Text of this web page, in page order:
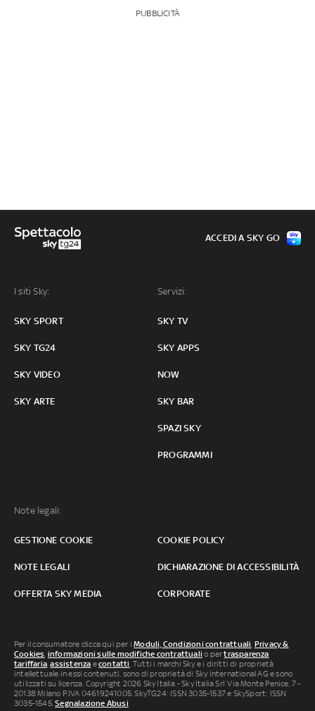
PUBBLICITÀ
I siti Sky:
SKY SPORT
SKY TG24
SKY VIDEO
SKY ARTE
Servizi:
SKY TV
SKY APPS
NOW
SKY BAR
SPAZI SKY
PROGRAMMI
Note legali:
GESTIONE COOKIE COOKIE POLICY
NOTE LEGALI DICHIARAZIONE DI ACCESSIBILITÀ
OFFERTA SKY MEDIA CORPORATE
ACCEDI A SKY GO
Per il consumatore clicca qui per iModuli, Condizioni contrattuali, Privacy &
Cookies, informazioni sulle modifiche contrattuali o pertrasparenza
tariffaria,assistenza econtatti. Tutti i marchi Sky e i diritti di proprietà
intellettuale in essi contenuti, sono di proprietà di Sky international AG e sono
utilizzati su licenza. Copyright 2026 Sky Italia - Sky Italia Srl Via Monte Penice, 7 -
20138 Milano P.IVA 04619241005. SkyTG24: ISSN 3035-1537 e SkySport: ISSN
3035-1545.Segnalazione Abusi